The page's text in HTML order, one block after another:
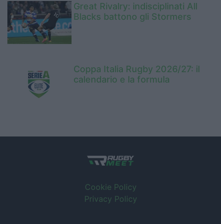
Great Rivalry: indisciplinati All
Blacks battono gli Stormers
Coppa Italia Rugby 2026/27: il
calendario e la formula
Cookie Policy
Privacy Policy